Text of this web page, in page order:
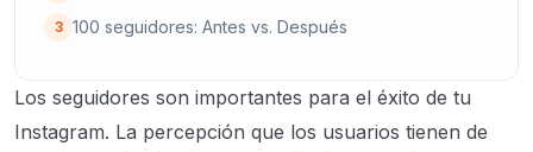
3 100 seguidores: Antes vs. Después
Los seguidores son importantes para el éxito de tu
Instagram. La percepción que los usuarios tienen de